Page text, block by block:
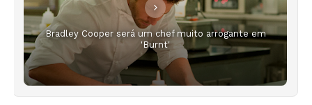
Bradley Cooper será um chef muito arrogante em
'Burnt'